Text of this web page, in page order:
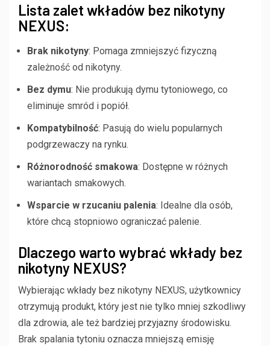
Lista zalet wkładów bez nikotyny
NEXUS:
Brak nikotyny: Pomaga zmniejszyć fizyczną
zależność od nikotyny.
Bez dymu: Nie produkują dymu tytoniowego, co
eliminuje smród i popiół.
Kompatybilność: Pasują do wielu popularnych
podgrzewaczy na rynku.
Różnorodność smakowa: Dostępne w różnych
wariantach smakowych.
Wsparcie w rzucaniu palenia: Idealne dla osób,
które chcą stopniowo ograniczać palenie.
Dlaczego warto wybrać wkłady bez
nikotyny NEXUS?
Wybierając wkłady bez nikotyny NEXUS, użytkownicy
otrzymują produkt, który jest nie tylko mniej szkodliwy
dla zdrowia, ale też bardziej przyjazny środowisku.
Brak spalania tytoniu oznacza mniejszą emisję